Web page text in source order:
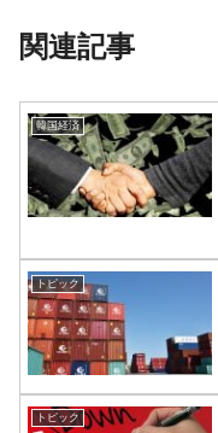
関連記事
韓国経済
トピック
トピック